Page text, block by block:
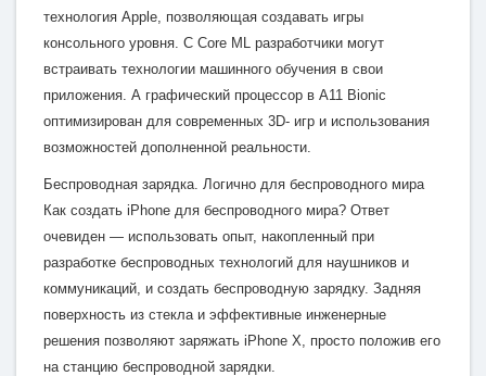
технология Apple, позволяющая создавать игры
консольного уровня. С Core ML разработчики могут
встраивать технологии машинного обучения в свои
приложения. А графический процессор в A11 Bionic
оптимизирован для современных 3D- игр и использования
возможностей дополненной реальности.
Беспроводная зарядка. Логично для беспроводного мира
Как создать iPhone для беспроводного мира? Ответ
очевиден — использовать опыт, накопленный при
разработке беспроводных технологий для наушников и
коммуникаций, и создать беспроводную зарядку. Задняя
поверхность из стекла и эффективные инженерные
решения позволяют заряжать iPhone X, просто положив его
на станцию беспроводной зарядки.